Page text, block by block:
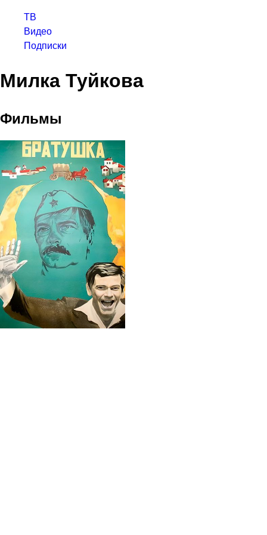
ТВ
Видео
Подписки
Милка Туйкова
Фильмы